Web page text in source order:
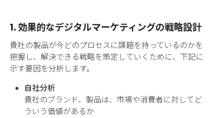
1. 効果的なデジタルマーケティングの戦略設計
貴社の製品が今どのプロセスに課題を持っているのかを
把握し、解決できる戦略を策定していくために、下記に
示す要因を分析します。
自社分析
貴社のブランド、製品は、市場や消費者に対してど
ういう価値があるか